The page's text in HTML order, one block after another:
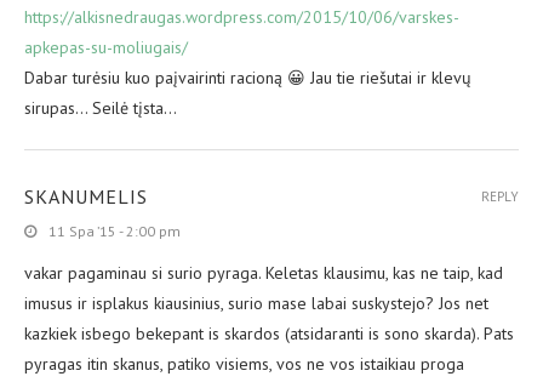
https://alkisnedraugas.wordpress.com/2015/10/06/varskes-
apkepas-su-moliugais/
Dabar turėsiu kuo paįvairinti racioną 😀 Jau tie riešutai ir klevų
sirupas… Seilė tįsta…
SKANUMELIS
11 Spa ’15 - 2:00 pm
vakar pagaminau si surio pyraga. Keletas klausimu, kas ne taip, kad
imusus ir isplakus kiausinius, surio mase labai suskystejo? Jos net
kazkiek isbego bekepant is skardos (atsidaranti is sono skarda). Pats
pyragas itin skanus, patiko visiems, vos ne vos istaikiau proga
REPLY